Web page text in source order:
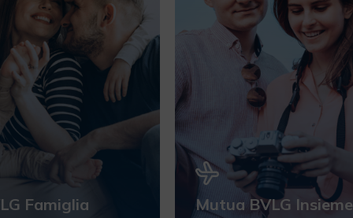
Famiglia Mutua BVLG Insieme